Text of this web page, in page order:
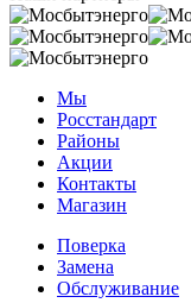
Мы
Росстандарт
Районы
Акции
Контакты
Магазин
Поверка
Замена
Обслуживание